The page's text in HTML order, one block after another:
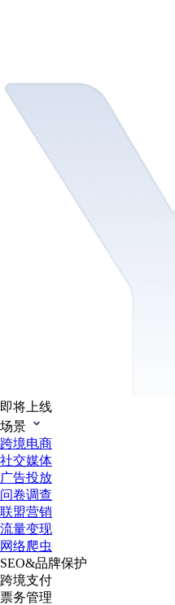
即将上线
场景
跨境电商
社交媒体
广告投放
问卷调查
联盟营销
流量变现
网络爬虫
SEO&品牌保护
跨境支付
票务管理